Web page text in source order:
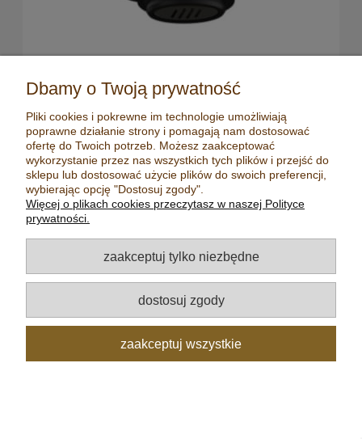
STARRY 4.0 - FILTR USTNIKA
X-max
19,99 zł
Dbamy o Twoją prywatność
Pliki cookies i pokrewne im technologie umożliwiają
poprawne działanie strony i pomagają nam dostosować
ofertę do Twoich potrzeb. Możesz zaakceptować
wykorzystanie przez nas wszystkich tych plików i przejść do
sklepu lub dostosować użycie plików do swoich preferencji,
wybierając opcję "Dostosuj zgody".
Więcej o plikach cookies przeczytasz w naszej Polityce
prywatności.
zaakceptuj tylko niezbędne
dostosuj zgody
zaakceptuj wszystkie